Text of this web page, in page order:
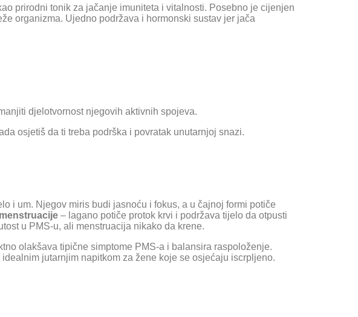
prirodni tonik za jačanje imuniteta i vitalnosti. Posebno je cijenjen
organizma. Ujedno podržava i hormonski sustav jer jača
djelotvornost njegovih aktivnih spojeva.
osjetiš da ti treba podrška i povratak unutarnjoj snazi.
i um. Njegov miris budi jasnoću i fokus, a u čajnoj formi potiče
– lagano potiče protok krvi i podržava tijelo da otpusti
u PMS-u, ali menstruacija nikako da krene.
olakšava tipične simptome PMS-a i balansira raspoloženje.
jutarnjim napitkom za žene koje se osjećaju iscrpljeno.